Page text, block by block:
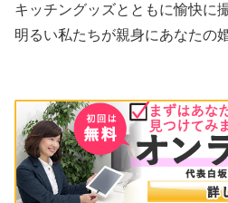
キッチングッズとともに愉快に
明るい私たちが親身にあなたの